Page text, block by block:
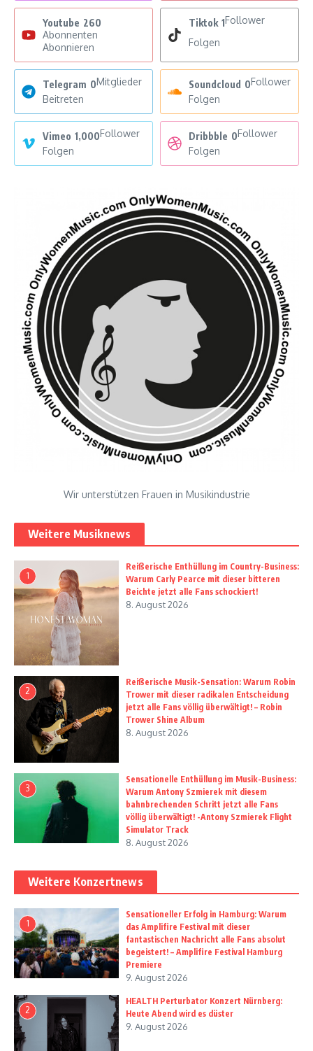
Youtube 260
Abonnenten
Abonnieren
Tiktok 1Follower
Folgen
Telegram 0Mitglieder
Beitreten
Soundcloud 0Follower
Folgen
Vimeo 1,000Follower
Folgen
Dribbble 0Follower
Folgen
Wir unterstützen Frauen in Musikindustrie
Weitere Musiknews
1
Reißerische Enthüllung im Country-Business:
Warum Carly Pearce mit dieser bitteren
Beichte jetzt alle Fans schockiert!
8. August 2026
2
Reißerische Musik-Sensation: Warum Robin
Trower mit dieser radikalen Entscheidung
jetzt alle Fans völlig überwältigt! – Robin
Trower Shine Album
8. August 2026
3
Sensationelle Enthüllung im Musik-Business:
Warum Antony Szmierek mit diesem
bahnbrechenden Schritt jetzt alle Fans
völlig überwältigt! -Antony Szmierek Flight
Simulator Track
8. August 2026
Weitere Konzertnews
1
Sensationeller Erfolg in Hamburg: Warum
das Amplifire Festival mit dieser
fantastischen Nachricht alle Fans absolut
begeistert! – Amplifire Festival Hamburg
Premiere
9. August 2026
2
HEALTH Perturbator Konzert Nürnberg:
Heute Abend wird es düster
9. August 2026